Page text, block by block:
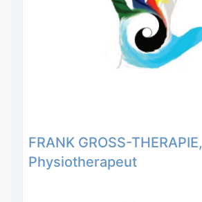
FRANK GROSS-THERAPIE,
Physiotherapeut